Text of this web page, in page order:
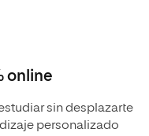
online
sin desplazarte
personalizado